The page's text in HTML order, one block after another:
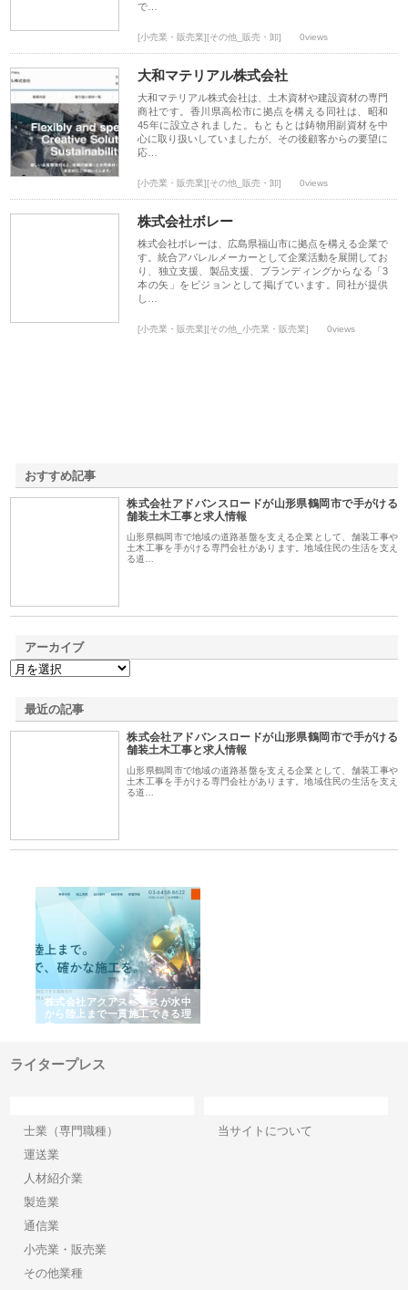
で…
[小売業・販売業][その他_販売・卸] 0views
大和マテリアル株式会社
大和マテリアル株式会社は、土木資材や建設資材の専門
商社です。香川県高松市に拠点を構える同社は、昭和
45年に設立されました。もともとは鋳物用副資材を中
心に取り扱いしていましたが、その後顧客からの要望に
応…
[小売業・販売業][その他_販売・卸] 0views
株式会社ボレー
株式会社ボレーは、広島県福山市に拠点を構える企業で
す。統合アパレルメーカーとして企業活動を展開してお
り、独立支援、製品支援、ブランディングからなる「3
本の矢」をビジョンとして掲げています。同社が提供
し…
[小売業・販売業][その他_小売業・販売業] 0views
おすすめ記事
株式会社アドバンスロードが山形県鶴岡市で手がける
舗装土木工事と求人情報
山形県鶴岡市で地域の道路基盤を支える企業として、舗装工事や
土木工事を手がける専門会社があります。地域住民の生活を支え
る道…
アーカイブ
最近の記事
株式会社アドバンスロードが山形県鶴岡市で手がける
舗装土木工事と求人情報
山形県鶴岡市で地域の道路基盤を支える企業として、舗装工事や
土木工事を手がける専門会社があります。地域住民の生活を支え
る道…
査事務所が選ば
建設コンサルの
株式会社名神精工の最新ニュー
スリリース一覧と注目トピック
ライタープレス
士業（専門職種）
運送業
人材紹介業
製造業
通信業
小売業・販売業
その他業種
当サイトについて